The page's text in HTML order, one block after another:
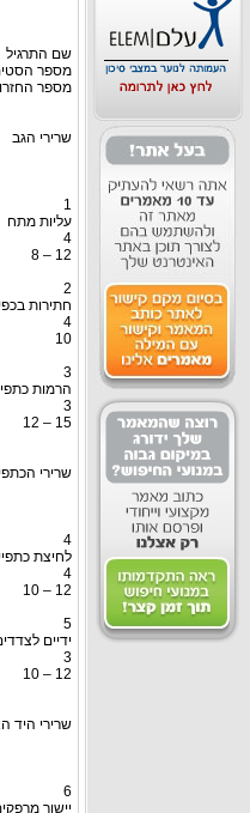
שם התרגיל
מספר
מספר
שרירי הגב
1
עליות מתח
4
12 – 8
2
חתירות
4
10
3
הרמות
3
15 – 12
שרירי
4
לחיצת
4
12 – 10
5
ידיים
3
12 – 10
שרירי היד
6
יישור